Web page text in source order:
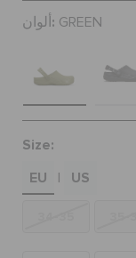
ألوان: GREEN
Size:
EU
US